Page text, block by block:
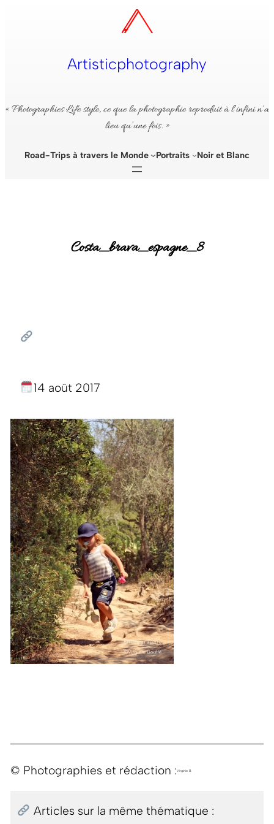
Artisticphotography
« Photographies Life style, ce que la photographie reproduit à l’infini n’a
lieu qu’une fois. »
Road-Trips à travers le Monde Portraits Noir et Blanc
Costa_brava_espagne_8
14 août 2017
© Photographies et rédaction :Virginie B.
Articles sur la même thématique :